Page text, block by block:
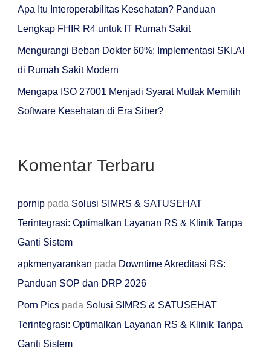
n
u
k
:
Apa Itu Interoperabilitas Kesehatan? Panduan
Lengkap FHIR R4 untuk IT Rumah Sakit
Mengurangi Beban Dokter 60%: Implementasi SKI.AI
di Rumah Sakit Modern
Mengapa ISO 27001 Menjadi Syarat Mutlak Memilih
Software Kesehatan di Era Siber?
Komentar Terbaru
pornippada Solusi SIMRS & SATUSEHAT
Terintegrasi: Optimalkan Layanan RS & Klinik Tanpa
Ganti Sistem
apkmenyarankan pada Downtime Akreditasi RS:
Panduan SOP dan DRP 2026
Porn Picspada Solusi SIMRS & SATUSEHAT
Terintegrasi: Optimalkan Layanan RS & Klinik Tanpa
Ganti Sistem